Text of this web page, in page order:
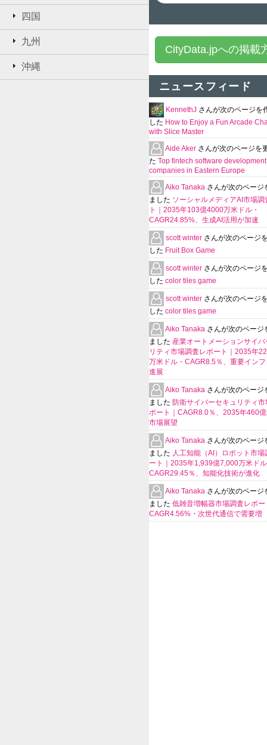
四国
九州
沖縄
CityData.jpへの掲載
ニュースフィード
KennethJ さんが次のページを
した How to Enjoy a Fun Arcade
with Slice Master
Aide Aker さんが次のページを
た Top fintech software development
companies in Eastern Europe
Aiko Tanaka さんが次のページ
ました ソーシャルメディアAI市場調
ト｜2035年103億4000万米ドル・
CAGR24.85%、生成AI活用が加速
scott winter さんが次のページ
した Fruit Box Game
scott winter さんが次のページ
した color tiles game
scott winter さんが次のページ
した color tiles game
Aiko Tanaka さんが次のページ
ました 産業オートメーションサイ
リティ市場調査レポート｜2035年
万米ドル・CAGR8.5％、重要イン
進展
Aiko Tanaka さんが次のページ
ました 防衛サイバーセキュリティ
ポート｜CAGR8.0％、2035年460
市場展望
Aiko Tanaka さんが次のページ
ました 人工知能（AI）ロボット市場
ート｜2035年1,939億7,000万米ド
CAGR29.45％、知能化技術が進化
Aiko Tanaka さんが次のページ
ました 低雑音増幅器市場調査レポー
CAGR4.56%・次世代通信で需要増